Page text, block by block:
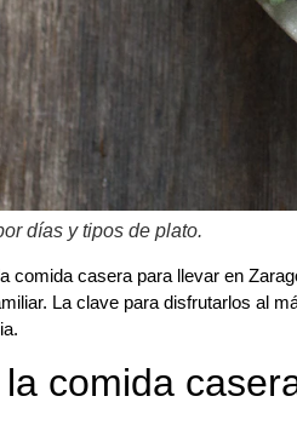
días y tipos de plato.
comida casera para llevar en
La clave para disfrutarlos al
comida